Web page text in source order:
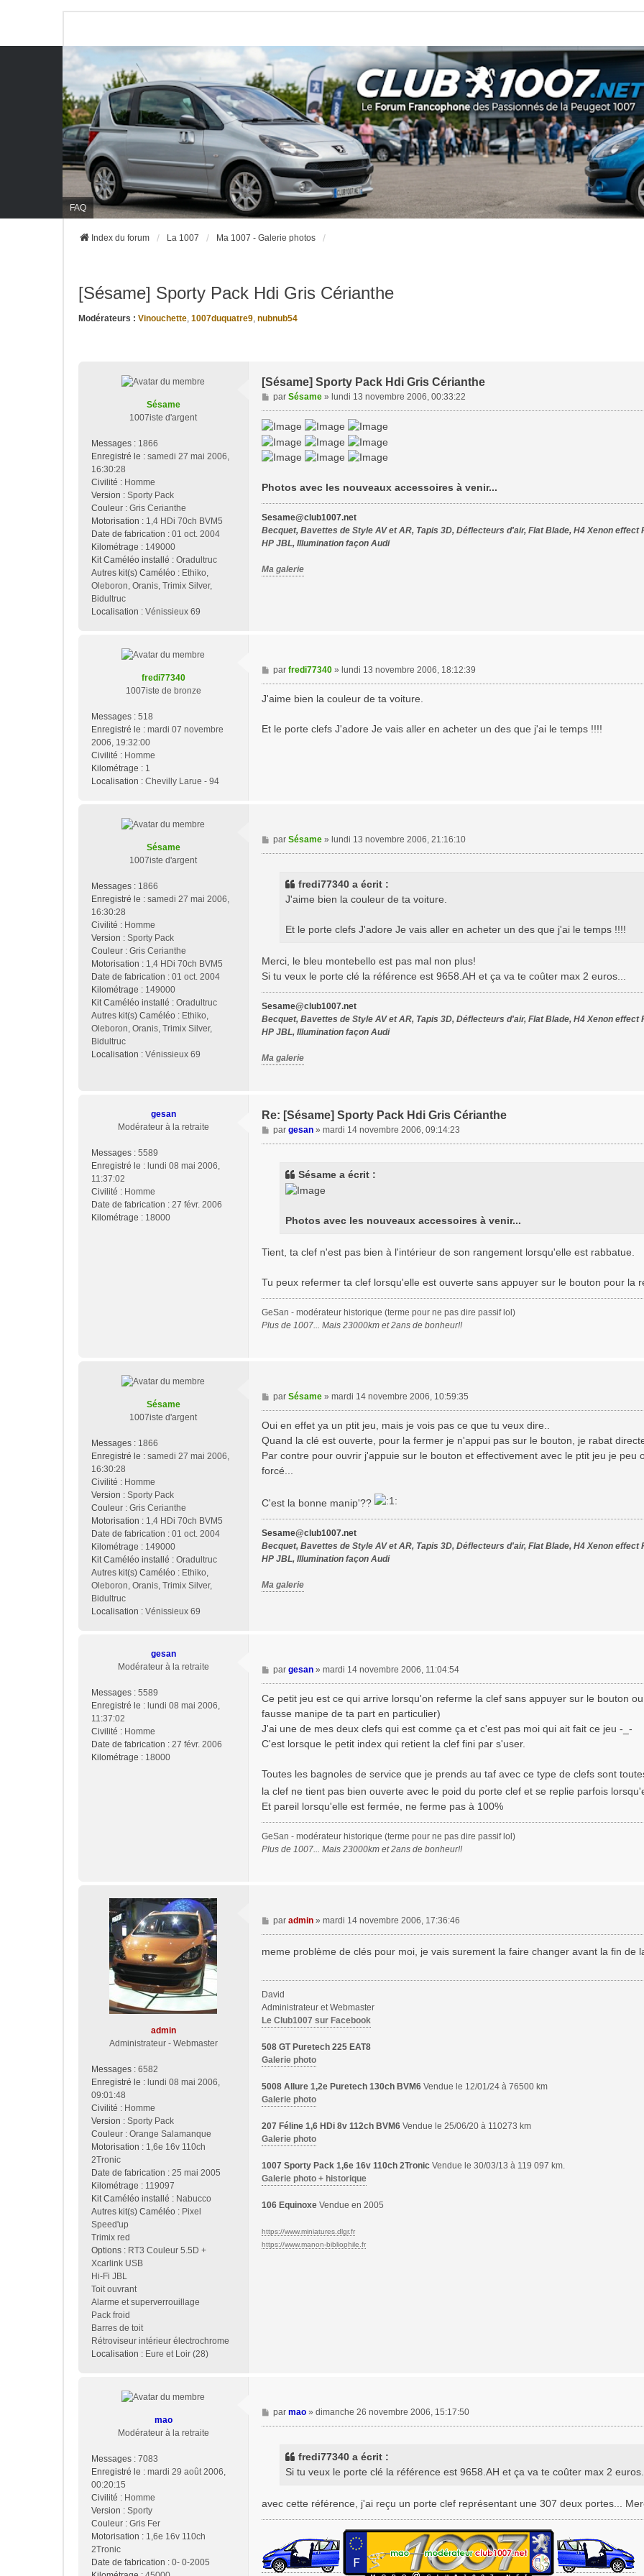
FAQ
Index du forum La 1007 Ma 1007 - Galerie photos
[Sésame] Sporty Pack Hdi Gris Cérianthe
Modérateurs : Vinouchette, 1007duquatre9, nubnub54
Sésame
1007iste d'argent
Messages : 1866
Enregistré le : samedi 27 mai 2006,
16:30:28
Civilité : Homme
Version : Sporty Pack
Couleur : Gris Cerianthe
Motorisation : 1,4 HDi 70ch BVM5
Date de fabrication : 01 oct. 2004
Kilométrage : 149000
Kit Caméléo installé : Oradultruc
Autres kit(s) Caméléo : Ethiko,
Oleboron, Oranis, Trimix Silver,
Bidultruc
Localisation : Vénissieux 69
[Sésame] Sporty Pack Hdi Gris Cérianthe
M
e
s
s
a
g
par Sésame» lundi 13 novembre 2006, 00:33:22
Photos avec les nouveaux accessoires à venir...
Sesame@club1007.net
Becquet, Bavettes de Style AV et AR, Tapis 3D, Déflecteurs d'air, Flat Blade, H4 Xenon effect
HP JBL, Illumination façon Audi
Ma galerie
fredi77340
1007iste de bronze
Messages : 518
Enregistré le : mardi 07 novembre
2006, 19:32:00
Civilité : Homme
Kilométrage : 1
Localisation : Chevilly Larue - 94
M
e
s
g
par fredi77340» lundi 13 novembre 2006, 18:12:39
J'aime bien la couleur de ta voiture.
Et le porte clefs J'adore Je vais aller en acheter un des que j'ai le temps !!!!
Sésame
1007iste d'argent
Messages : 1866
Enregistré le : samedi 27 mai 2006,
16:30:28
Civilité : Homme
Version : Sporty Pack
Couleur : Gris Cerianthe
Motorisation : 1,4 HDi 70ch BVM5
Date de fabrication : 01 oct. 2004
Kilométrage : 149000
Kit Caméléo installé : Oradultruc
Autres kit(s) Caméléo : Ethiko,
Oleboron, Oranis, Trimix Silver,
Bidultruc
Localisation : Vénissieux 69
M
e
par Sésame» lundi 13 novembre 2006, 21:16:10
fredi77340 a écrit :
J'aime bien la couleur de ta voiture.
Et le porte clefs J'adore Je vais aller en acheter un des que j'ai le temps !!!!
Merci, le bleu montebello est pas mal non plus!
Si tu veux le porte clé la référence est 9658.AH et ça va te coûter max 2 euros...
Sesame@club1007.net
Becquet, Bavettes de Style AV et AR, Tapis 3D, Déflecteurs d'air, Flat Blade, H4 Xenon effect
HP JBL, Illumination façon Audi
Ma galerie
gesan
Modérateur à la retraite
Messages : 5589
Enregistré le : lundi 08 mai 2006,
11:37:02
Civilité : Homme
Date de fabrication : 27 févr. 2006
Kilométrage : 18000
Re: [Sésame] Sporty Pack Hdi Gris Cérianthe
M
e
par gesan» mardi 14 novembre 2006, 09:14:23
Sésame a écrit :
Photos avec les nouveaux accessoires à venir...
Tient, ta clef n'est pas bien à l'intérieur de son rangement lorsqu'elle est rabbatue.
Tu peux refermer ta clef lorsqu'elle est ouverte sans appuyer sur le bouton pour la
GeSan - modérateur historique (terme pour ne pas dire passif lol)
Plus de 1007... Mais 23000km et 2ans de bonheur!!
Sésame
1007iste d'argent
Messages : 1866
Enregistré le : samedi 27 mai 2006,
16:30:28
Civilité : Homme
Version : Sporty Pack
Couleur : Gris Cerianthe
Motorisation : 1,4 HDi 70ch BVM5
Date de fabrication : 01 oct. 2004
Kilométrage : 149000
Kit Caméléo installé : Oradultruc
Autres kit(s) Caméléo : Ethiko,
Oleboron, Oranis, Trimix Silver,
Bidultruc
Localisation : Vénissieux 69
M
e
s
g
e
par Sésame» mardi 14 novembre 2006, 10:59:35
Oui en effet ya un ptit jeu, mais je vois pas ce que tu veux dire..
Quand la clé est ouverte, pour la fermer je n'appui pas sur le bouton, je rabat
Par contre pour ouvrir j'appuie sur le bouton et effectivement avec le ptit jeu je peu
forcé...
C'est la bonne manip'??
Sesame@club1007.net
Becquet, Bavettes de Style AV et AR, Tapis 3D, Déflecteurs d'air, Flat Blade, H4 Xenon effect
HP JBL, Illumination façon Audi
Ma galerie
gesan
Modérateur à la retraite
Messages : 5589
Enregistré le : lundi 08 mai 2006,
11:37:02
Civilité : Homme
Date de fabrication : 27 févr. 2006
Kilométrage : 18000
M
e
s
g
e
par gesan» mardi 14 novembre 2006, 11:04:54
Ce petit jeu est ce qui arrive lorsqu'on referme la clef sans appuyer sur le bouton
fausse manipe de ta part en particulier)
J'ai une de mes deux clefs qui est comme ça et c'est pas moi qui ait fait ce jeu -_-
C'est lorsque le petit index qui retient la clef fini par s'user.
Toutes les bagnoles de service que je prends au taf avec ce type de clefs sont
la clef ne tient pas bien ouverte avec le poid du porte clef et se replie parfois
Et pareil lorsqu'elle est fermée, ne ferme pas à 100%
GeSan - modérateur historique (terme pour ne pas dire passif lol)
Plus de 1007... Mais 23000km et 2ans de bonheur!!
admin
Administrateur - Webmaster
Messages : 6582
Enregistré le : lundi 08 mai 2006,
09:01:48
Civilité : Homme
Version : Sporty Pack
Couleur : Orange Salamanque
Motorisation : 1,6e 16v 110ch
2Tronic
Date de fabrication : 25 mai 2005
Kilométrage : 119097
Kit Caméléo installé : Nabucco
Autres kit(s) Caméléo : Pixel
Speed'up
Trimix red
Options : RT3 Couleur 5.5D +
Xcarlink USB
Hi-Fi JBL
Toit ouvrant
Alarme et superverrouillage
Pack froid
Barres de toit
Rétroviseur intérieur électrochrome
Localisation : Eure et Loir (28)
M
e
e
par admin» mardi 14 novembre 2006, 17:36:46
meme problème de clés pour moi, je vais surement la faire changer avant la fin de
David
Administrateur et Webmaster
Le Club1007 sur Facebook
508 GT Puretech 225 EAT8
Galerie photo
5008 Allure 1,2e Puretech 130ch BVM6 Vendue le 12/01/24 à 76500 km
Galerie photo
207 Féline 1,6 HDi 8v 112ch BVM6 Vendue le 25/06/20 à 110273 km
Galerie photo
1007 Sporty Pack 1,6e 16v 110ch 2Tronic Vendue le 30/03/13 à 119 097 km.
Galerie photo + historique
106 Equinoxe Vendue en 2005
https://www.miniatures.dlgr.fr
https://www.manon-bibliophile.fr
mao
Modérateur à la retraite
Messages : 7083
Enregistré le : mardi 29 août 2006,
00:20:15
Civilité : Homme
Version : Sporty
Couleur : Gris Fer
Motorisation : 1,6e 16v 110ch
2Tronic
Date de fabrication : 0- 0-2005
M
e
par mao» dimanche 26 novembre 2006, 15:17:50
fredi77340 a écrit :
Si tu veux le porte clé la référence est 9658.AH et ça va te coûter max 2 euros...
avec cette référence, j'ai reçu un porte clef représentant une 307 deux portes...